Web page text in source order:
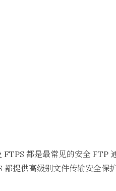
FTPS 都是最常见的安全 FTP
提供高级别文件传输安全保